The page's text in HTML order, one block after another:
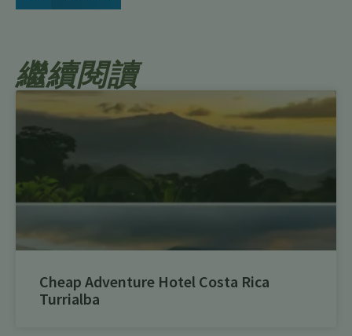
繼續閱讀
Cheap Adventure Hotel Costa Rica
Turrialba